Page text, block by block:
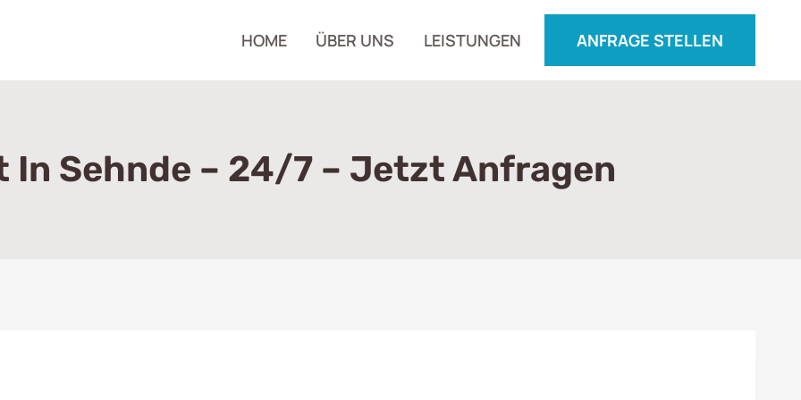
HOME ÜBER UNS LEISTUNGEN ANFRAGE STELLEN
In Sehnde – 24/7 – Jetzt Anfragen